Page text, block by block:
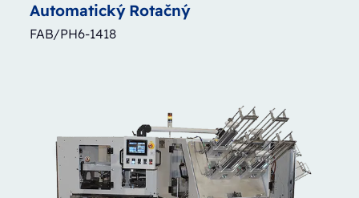
Automatický Rotačný
FAB/PH6-1418